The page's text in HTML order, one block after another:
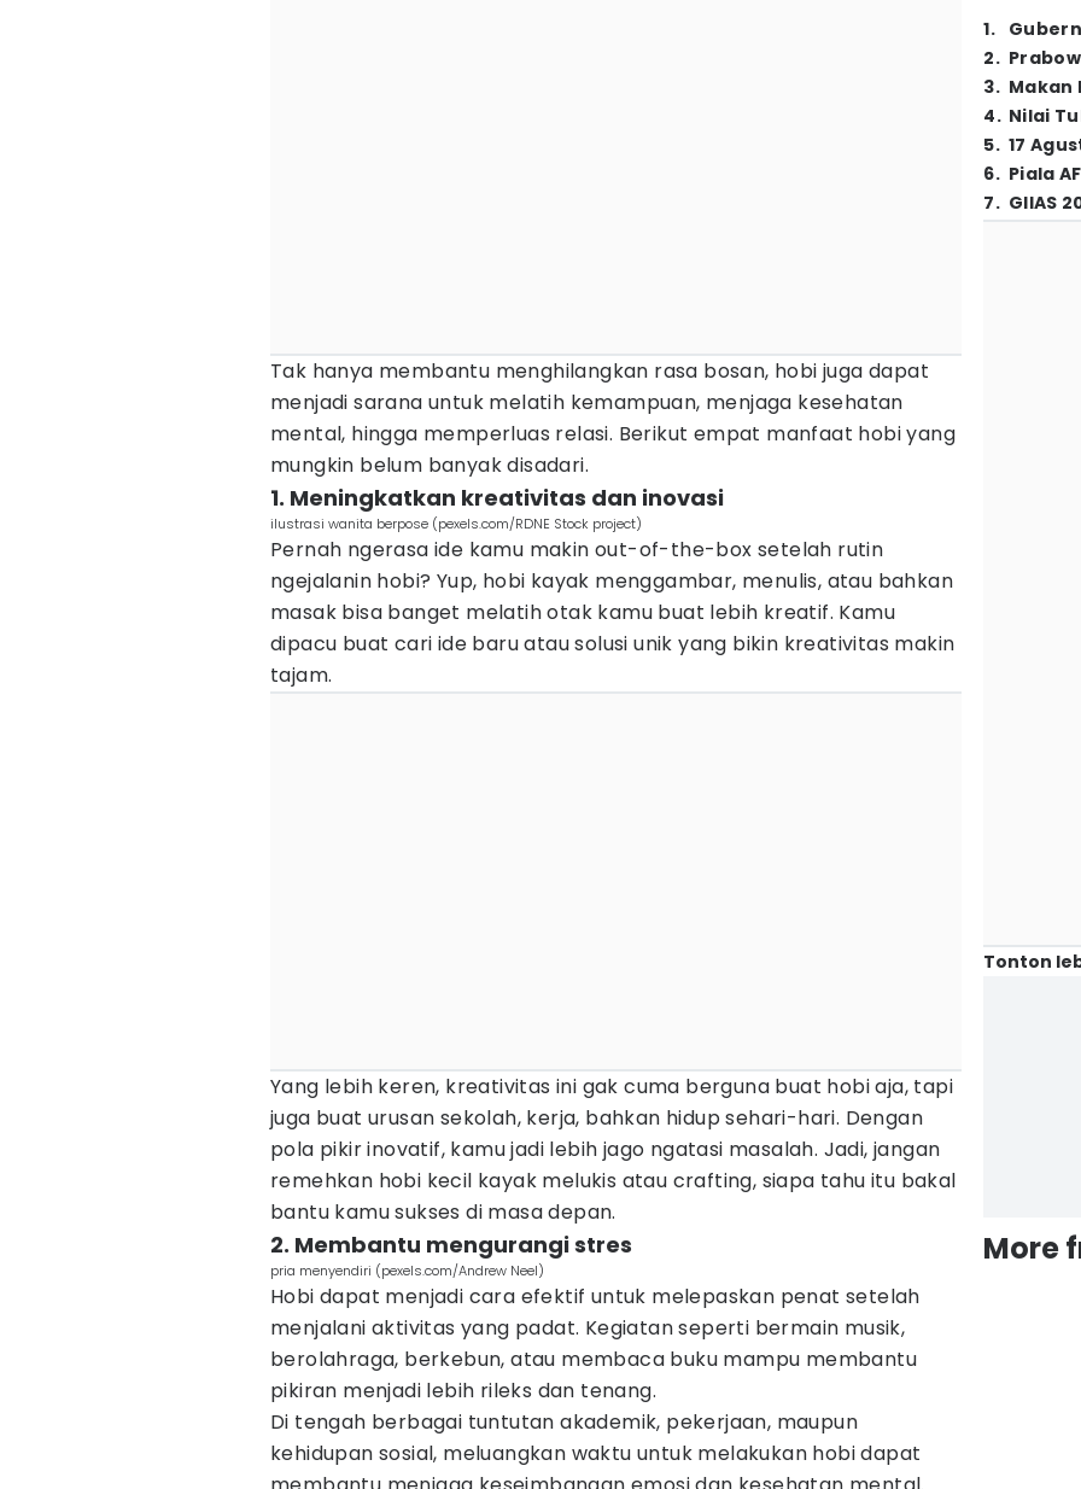
Tak hanya membantu menghilangkan rasa bosan, hobi juga dapat
menjadi sarana untuk melatih kemampuan, menjaga kesehatan
mental, hingga memperluas relasi. Berikut empat manfaat hobi yang
mungkin belum banyak disadari.
1. Meningkatkan kreativitas dan inovasi
ilustrasi wanita berpose (pexels.com/RDNE Stock project)
Pernah ngerasa ide kamu makin out-of-the-box setelah rutin
ngejalanin hobi? Yup, hobi kayak menggambar, menulis, atau bahkan
masak bisa banget melatih otak kamu buat lebih kreatif. Kamu
dipacu buat cari ide baru atau solusi unik yang bikin kreativitas makin
tajam.
Yang lebih keren, kreativitas ini gak cuma berguna buat hobi aja, tapi
juga buat urusan sekolah, kerja, bahkan hidup sehari-hari. Dengan
pola pikir inovatif, kamu jadi lebih jago ngatasi masalah. Jadi, jangan
remehkan hobi kecil kayak melukis atau crafting, siapa tahu itu bakal
bantu kamu sukses di masa depan.
2. Membantu mengurangi stres
pria menyendiri (pexels.com/Andrew Neel)
Hobi dapat menjadi cara efektif untuk melepaskan penat setelah
menjalani aktivitas yang padat. Kegiatan seperti bermain musik,
berolahraga, berkebun, atau membaca buku mampu membantu
pikiran menjadi lebih rileks dan tenang.
Di tengah berbagai tuntutan akademik, pekerjaan, maupun
kehidupan sosial, meluangkan waktu untuk melakukan hobi dapat
1.
2.
3. Makan
4. Nilai
5. 17
6. Piala
7. GIIAS
Tonton
More